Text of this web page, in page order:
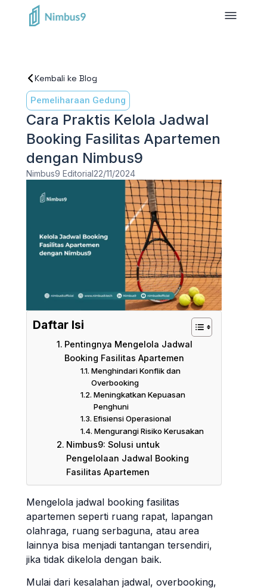
Kembali ke Blog
Pemeliharaan Gedung
Cara Praktis Kelola Jadwal
Booking Fasilitas Apartemen
dengan Nimbus9
Nimbus9 Editorial22/11/2024
Daftar Isi
Pentingnya Mengelola Jadwal
Booking Fasilitas Apartemen
Menghindari Konflik dan
Overbooking
Meningkatkan Kepuasan
Penghuni
Efisiensi Operasional
Mengurangi Risiko Kerusakan
Nimbus9: Solusi untuk
Pengelolaan Jadwal Booking
Fasilitas Apartemen
Mengelola jadwal booking fasilitas
apartemen seperti ruang rapat, lapangan
olahraga, ruang serbaguna, atau area
lainnya bisa menjadi tantangan tersendiri,
jika tidak dikelola dengan baik.
Mulai dari kesalahan jadwal, overbooking,